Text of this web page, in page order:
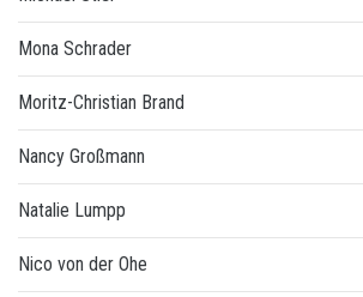
Mona Schrader
Moritz-Christian Brand
Nancy Großmann
Natalie Lumpp
Nico von der Ohe